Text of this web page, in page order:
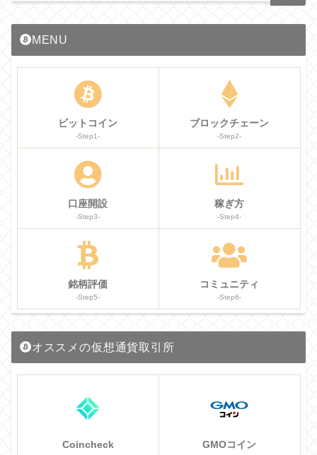
MENU
ビットコイン
-Step1-
ブロックチェーン
-Step2-
口座開設
-Step3-
稼ぎ方
-Step4-
銘柄評価
-Step5-
コミュニティ
-Step6-
オススメの仮想通貨取引所
Coincheck GMOコイン